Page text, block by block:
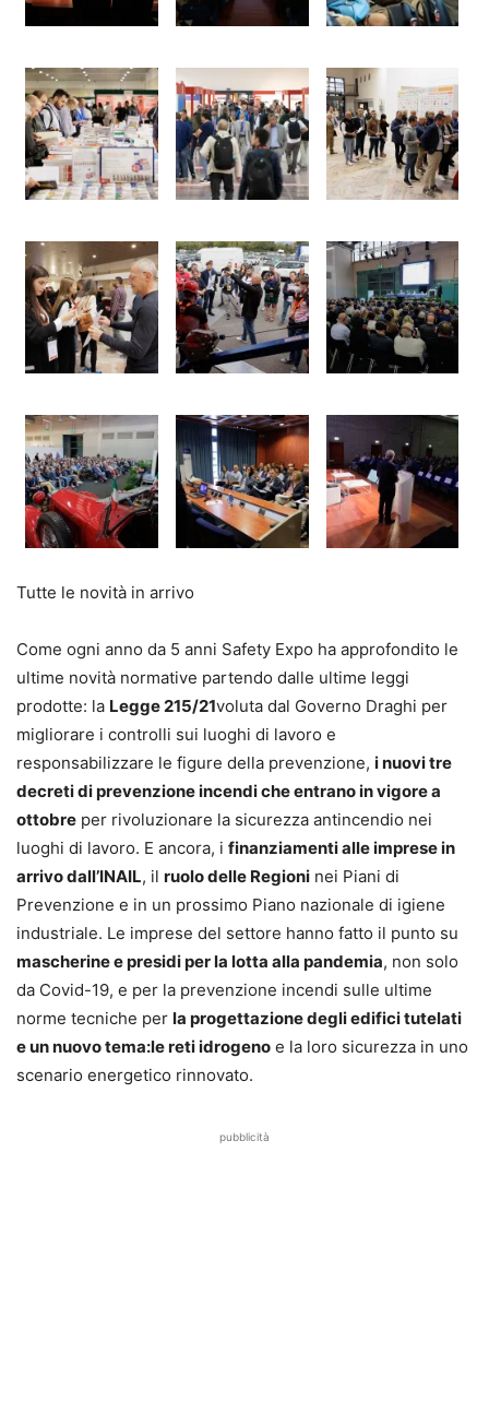
Tutte le novità in arrivo
Come ogni anno da 5 anni Safety Expo ha approfondito le
ultime novità normative partendo dalle ultime leggi
prodotte: la Legge 215/21voluta dal Governo Draghi per
migliorare i controlli sui luoghi di lavoro e
responsabilizzare le figure della prevenzione, i nuovi tre
decreti di prevenzione incendi che entrano in vigore a
ottobre per rivoluzionare la sicurezza antincendio nei
luoghi di lavoro. E ancora, i finanziamenti alle impresein
arrivo dall’INAIL, il ruolo delle Regioni nei Piani di
Prevenzione e in un prossimo Piano nazionale di igiene
industriale. Le imprese del settore hanno fatto il punto su
mascherine e presidi per la lotta alla pandemia, non solo
da Covid-19, e per la prevenzione incendi sulle ultime
norme tecniche per la progettazione degli edifici tutelati
e un nuovo tema:le reti idrogeno e la loro sicurezza in uno
scenario energetico rinnovato.
pubblicità